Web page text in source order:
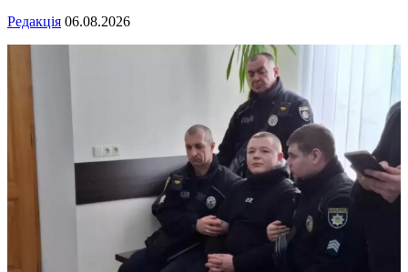
Редакція 06.08.2026